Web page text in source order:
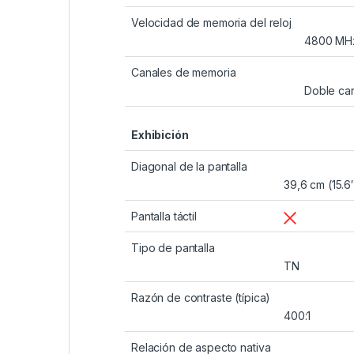
Velocidad de memoria del reloj
4800
Canales de memoria
Doble
Exhibición
Diagonal de la pantalla
39,6 cm
Pantalla táctil
Tipo de pantalla
TN
Razón de contraste (típica)
400:1
Relación de aspecto nativa